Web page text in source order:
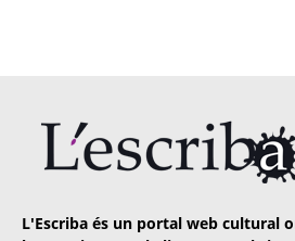
L'Escriba és un portal web cultural